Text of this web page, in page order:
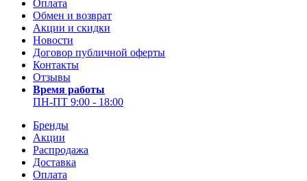
Оплата
Обмен и возврат
Акции и скидки
Новости
Договор публичной оферты
Контакты
Отзывы
Время работы
ПН-ПТ 9:00 - 18:00
Бренды
Акции
Распродажа
Доставка
Оплата